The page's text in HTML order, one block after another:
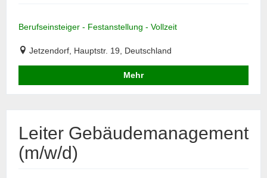
Berufseinsteiger - Festanstellung - Vollzeit
Jetzendorf, Hauptstr. 19, Deutschland
Mehr
Leiter Gebäudemanagement
(m/w/d)